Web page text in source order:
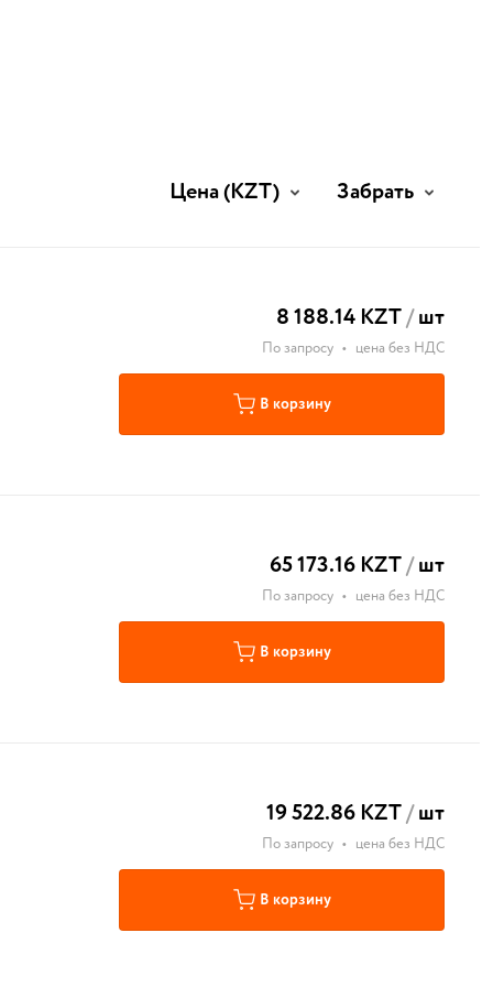
Цена(KZT) Забрать
8 188.14 KZT/шт
По запросу • цена без НДС
В корзину
65 173.16 KZT/шт
По запросу • цена без НДС
В корзину
19 522.86 KZT/шт
По запросу • цена без НДС
В корзину